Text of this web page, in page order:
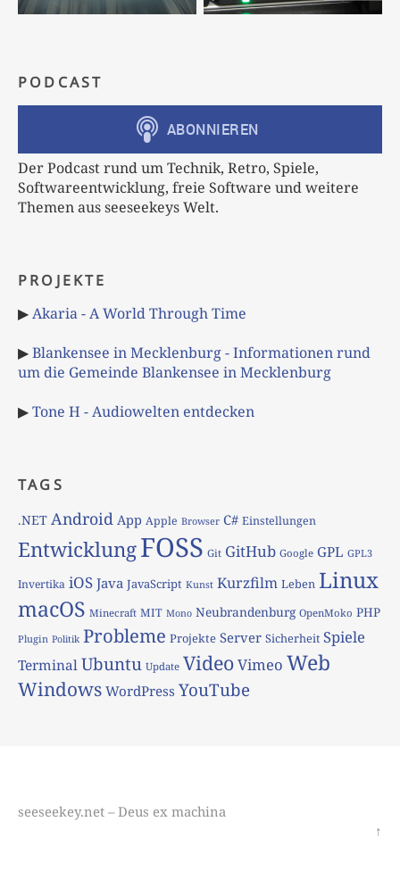
PODCAST
Der Podcast rund um Technik, Retro, Spiele,
Softwareentwicklung, freie Software und weitere
Themen aus seeseekeys Welt.
PROJEKTE
▶Akaria - A World Through Time
▶Blankensee in Mecklenburg - Informationen rund
um die Gemeinde Blankensee in Mecklenburg
▶Tone H - Audiowelten entdecken
TAGS
.NET Android App Apple Browser C# Einstellungen
EntwicklungFOSS Git GitHub Google GPL GPL3
Invertika iOS Java JavaScript Kunst Kurzfilm Leben Linux
macOS Minecraft MIT Mono Neubrandenburg OpenMoko PHP
Plugin Politik Probleme Projekte Server Sicherheit Spiele
TerminalUbuntu Update VideoVimeo Web
Windows WordPress YouTube
seeseekey.net – Deus ex machina
↑